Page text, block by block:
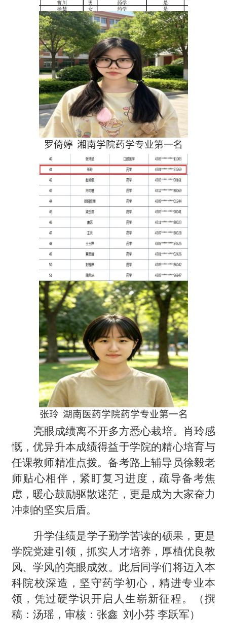
罗倚婷 湘南学院药学专业第一名
张玲 湖南医药学院药学专业第一名
亮眼成绩离不开多方悉心栽培。肖玲感
慨，优异升本成绩得益于学院的精心培育与
任课教师精准点拨。备考路上辅导员徐毅老
师贴心相伴，紧盯复习进度，疏导备考焦
虑，暖心鼓励驱散迷茫， 更是成为大家奋力
冲刺的坚实后盾。
升学佳绩是学子勤学苦读的硕果，更是
学院党建引领，抓实人才培养 ， 厚植优良教
风、学风的亮眼成效。此后同学们将迈入本
科院校深造，坚守药学初心，精进专业本
领，凭过硬学识开启人生崭新征程。
（撰
稿：汤瑶，审核：张鑫 刘小芬 李跃军）